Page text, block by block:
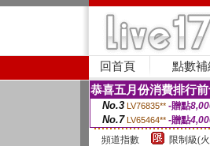
回首頁 點數補
恭喜五月份消費排行
No.3 LV76835** -贈點
No.7 LV65464** -贈點
頻道指數
限制級(